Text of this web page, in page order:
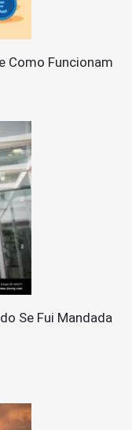
Como Funcionam
Se Fui Mandada